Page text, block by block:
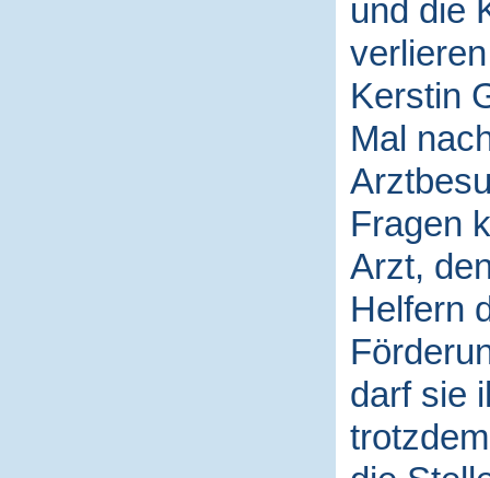
und die
Kerstin
Mal
Fragen
Arzt,
Helfern
darf sie